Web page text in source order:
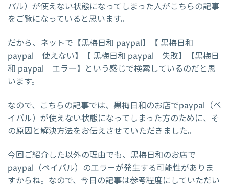
パル）が使えない状態になってしまった人がこちらの記事
をご覧になっていると思います。
だから、ネットで【黒梅日和 paypal】【 黒梅日和
paypal 使えない】【 黒梅日和 paypal 失敗】【黒梅日
和 paypal エラー】という感じで検索しているのだと思
います。
なので、こちらの記事では、黒梅日和のお店でpaypal（ペ
イパル）が使えない状態になってしまった方のために、そ
の原因と解決方法をお伝えさせていただきました。
今回ご紹介した以外の理由でも、黒梅日和のお店で
paypal（ペイパル）のエラーが発生する可能性がありま
すからね。なので、今日の記事は参考程度にしていただい